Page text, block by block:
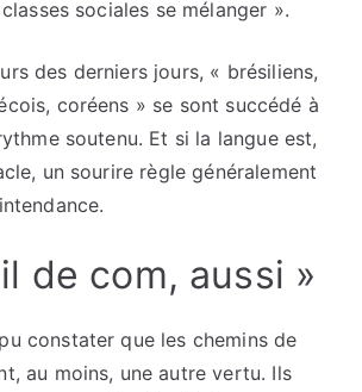
sociales se mélanger ».
des derniers jours, « brésiliens,
coréens » se sont succédé à
soutenu. Et si la langue est,
un sourire règle généralement
de com, aussi »
constater que les chemins de
au moins, une autre vertu. Ils